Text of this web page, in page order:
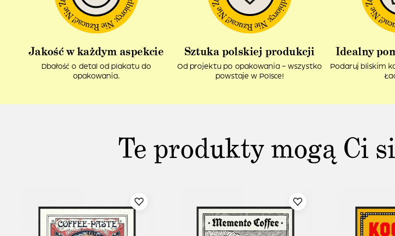
Jakość w każdym aspekcie
Dbałość o detal od plakatu do
opakowania.
Sztuka polskiej produkcji
Od projektu po opakowania – wszystko
powstaje w Polsce!
Idealny
Podaruj bliskim
Te produkty mogą Ci